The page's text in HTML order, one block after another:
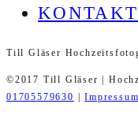
KONTAKT
Till Gläser
©2017 Till Gläser |
01705579630
|Impressum